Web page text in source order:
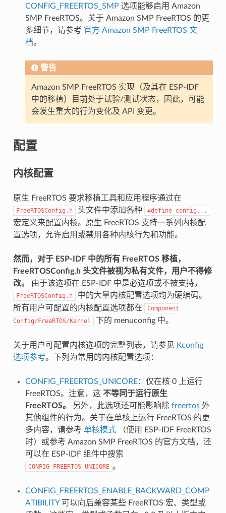
CONFIG_FREERTOS_SMP 选项能够启用 Amazon
SMP FreeRTOS。关于 Amazon SMP FreeRTOS 的更
多细节，请参考 官方 Amazon SMP FreeRTOS 文
档。
警告
Amazon SMP FreeRTOS 实现（及其在 ESP-IDF
中的移植）目前处于试验/测试状态，因此，可能
会发生重大的行为变化及 API 变更。
配置
内核配置
原生 FreeRTOS 要求移植工具和应用程序通过在
FreeRTOSConfig.h 头文件中添加各种 #define config...
宏定义来配置内核。原生 FreeRTOS 支持一系列内核配
置选项，允许启用或禁用各种内核行为和功能。
然而，对于 ESP-IDF 中的所有 FreeRTOS 移植，
FreeRTOSConfig.h 头文件被视为私有文件，用户不得修
改。
由于该选项在 ESP-IDF 中是必选项或不被支持，
FreeRTOSConfig.h
中的大量内核配置选项均为硬编码。
所有用户可配置的内核配置选项都在
Component
Config/FreeRTOS/Kernel
下的 menuconfig 中。
关于用户可配置内核选项的完整列表，请参见 Kconfig
选项参考。下列为常用的内核配置选项：
CONFIG_FREERTOS_UNICORE：仅在核 0 上运行
FreeRTOS。注意，这 不等同于运行原生
FreeRTOS。
另外，此选项还可能影响除 freertos外
其他组件的行为。关于在单核上运行 FreeRTOS 的更
多内容，请参考 单核模式（使用 ESP-IDF FreeRTOS
时）或参考 Amazon SMP FreeRTOS 的官方文档，还
可以在 ESP-IDF 组件中搜索
CONFIG_FREERTOS_UNICORE 。
CONFIG_FREERTOS_ENABLE_BACKWARD_COMP
ATIBILITY可以向后兼容某些 FreeRTOS 宏、类型或